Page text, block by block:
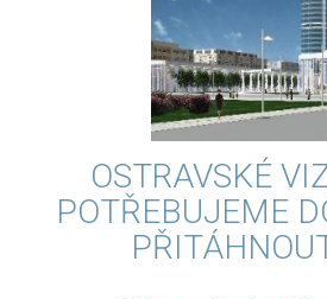
OSTRAVSKÉ
POTŘEBUJEME